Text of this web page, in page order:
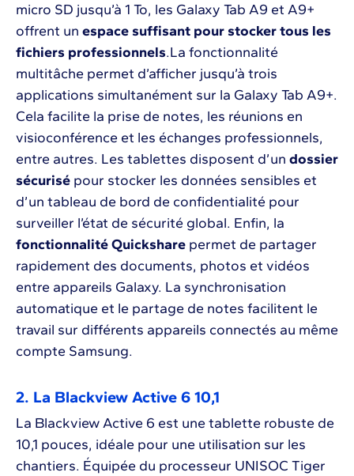
micro SD jusqu’à 1 To, les Galaxy Tab A9 et A9+
offrent un espace suffisant pour stocker tous les
fichiers professionnels.La fonctionnalité
multitâche permet d’afficher jusqu’à trois
applications simultanément sur la Galaxy Tab A9+.
Cela facilite la prise de notes, les réunions en
visioconférence et les échanges professionnels,
entre autres. Les tablettes disposent d’un dossier
sécurisé pour stocker les données sensibles et
d’un tableau de bord de confidentialité pour
surveiller l’état de sécurité global. Enfin, la
fonctionnalité Quickshare permet de partager
rapidement des documents, photos et vidéos
entre appareils Galaxy. La synchronisation
automatique et le partage de notes facilitent le
travail sur différents appareils connectés au même
compte Samsung.
2. La Blackview Active 6 10,1
La Blackview Active 6 est une tablette robuste de
10,1 pouces, idéale pour une utilisation sur les
chantiers. Équipée du processeur UNISOC Tiger